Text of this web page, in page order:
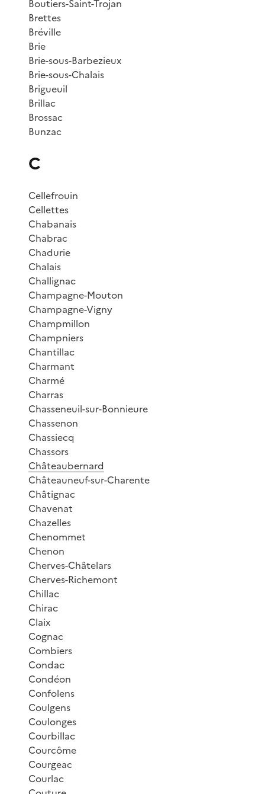
Boutiers-Saint-Trojan
Brettes
Bréville
Brie
Brie-sous-Barbezieux
Brie-sous-Chalais
Brigueuil
Brillac
Brossac
Bunzac
C
Cellefrouin
Cellettes
Chabanais
Chabrac
Chadurie
Chalais
Challignac
Champagne-Mouton
Champagne-Vigny
Champmillon
Champniers
Chantillac
Charmant
Charmé
Charras
Chasseneuil-sur-Bonnieure
Chassenon
Chassiecq
Chassors
Châteaubernard
Châteauneuf-sur-Charente
Châtignac
Chavenat
Chazelles
Chenommet
Chenon
Cherves-Châtelars
Cherves-Richemont
Chillac
Chirac
Claix
Cognac
Combiers
Condac
Condéon
Confolens
Coulgens
Coulonges
Courbillac
Courcôme
Courgeac
Courlac